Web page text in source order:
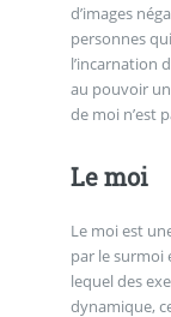
d’images
personnes
l’incarnation
au pouvoir
de moi n’est
Le moi
Le moi est
par le surmoi
lequel des
dynamique,